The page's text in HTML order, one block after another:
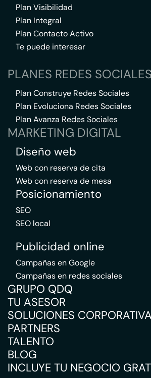
Plan Visibilidad
Plan Integral
Plan Contacto Activo
Te puede interesar
PLANES REDES SOCIALES
Plan Construye Redes Sociales
Plan Evoluciona Redes Sociales
Plan Avanza Redes Sociales
MARKETING DIGITAL
Diseño web
Web con reserva de cita
Web con reserva de mesa
Posicionamiento
SEO
SEO local
Publicidad online
Campañas en Google
Campañas en redes sociales
GRUPO QDQ
TU ASESOR
SOLUCIONES
PARTNERS
TALENTO
BLOG
INCLUYE TU NEGOCIO